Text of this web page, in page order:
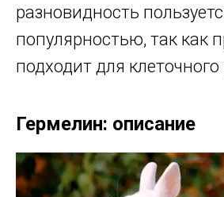
разновидность
популярностью, так как
подходит для
Гермелин: описание